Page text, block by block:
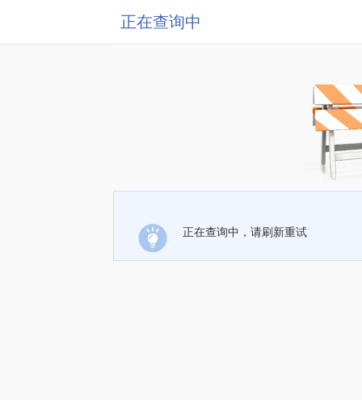
正在查询中
正在查询中，请刷新重试